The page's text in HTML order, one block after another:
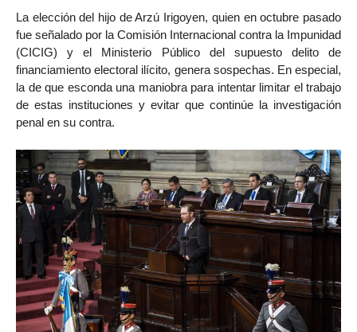
La elección del hijo de Arzú Irigoyen, quien en octubre pasado
fue señalado por la Comisión Internacional contra la Impunidad
(CICIG) y el Ministerio Público del supuesto delito de
financiamiento electoral ilícito, genera sospechas. En especial,
la de que esconda una maniobra para intentar limitar el trabajo
de estas instituciones y evitar que continúe la investigación
penal en su contra.